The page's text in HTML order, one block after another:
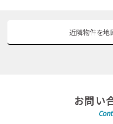
近隣物件を地
お問い